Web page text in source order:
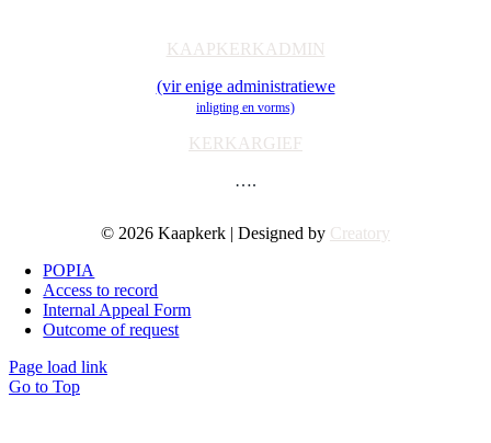
KAAPKERKADMIN
(vir enige administratiewe
inligting en vorms)
KERKARGIEF
….
© 2026 Kaapkerk | Designed by Creatory
POPIA
Access to record
Internal Appeal Form
Outcome of request
Page load link
Go to Top